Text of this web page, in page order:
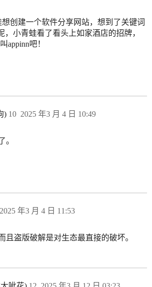
创建一个软件分享网站，想到了关键词
，小青蛙看了看头上如家酒店的招牌，
appinn吧！
) 2025 年3 月 4 日 10:49
10
。
2025 年3 月 4 日 11:53
且盗版破解是对生态最直接的破坏。